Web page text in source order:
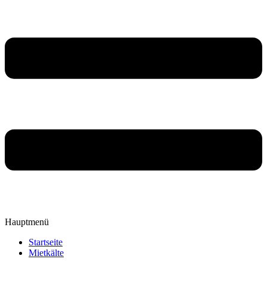
Hauptmenü
Startseite
Mietkälte